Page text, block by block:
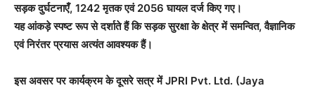
सड़क दुर्घटनाएँ, 1242 मृतक एवं 2056 घायल दर्ज किए गए।
यह आंकड़े स्पष्ट रूप से दर्शाते हैं कि सड़क सुरक्षा के क्षेत्र में समन्वित, वैज्ञानिक
एवं निरंतर प्रयास अत्यंत आवश्यक हैं।
इस अवसर पर कार्यक्रम के दूसरे सत्र में JPRI Pvt. Ltd. (Jaya